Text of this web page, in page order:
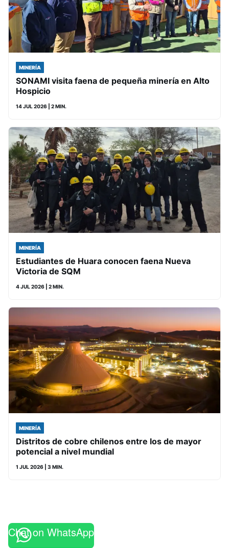
MINERÍA
SONAMI visita faena de pequeña minería en Alto
Hospicio
14 JUL 2026 | 2 MIN.
MINERÍA
Estudiantes de Huara conocen faena Nueva
Victoria de SQM
4 JUL 2026 | 2 MIN.
MINERÍA
Distritos de cobre chilenos entre los de mayor
potencial a nivel mundial
1 JUL 2026 | 3 MIN.
Chat on WhatsApp